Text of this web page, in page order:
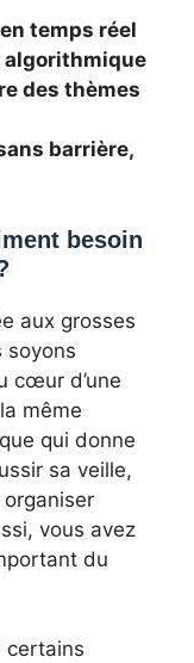
temps réel
algorithmique
des thèmes
barrière,
besoin
aux grosses
soyons
cœur d’une
même
qui donne
sa veille,
vous avez
du
certains